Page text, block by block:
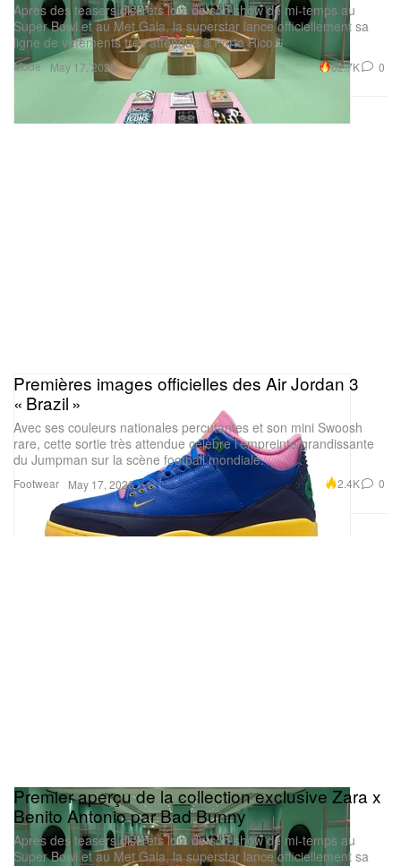
Mode
Après des teasers discrets lors de son show de mi-temps au
Super Bowl et au Met Gala, la superstar lance officiellement sa
ligne de vêtements très attendue à Porto Rico.
May 17, 2026 62.7K 0
Footwear
Premières images officielles des Air Jordan 3
« Brazil »
Avec ses couleurs nationales percutantes et son mini Swoosh
rare, cette sortie très attendue célèbre l’empreinte grandissante
du Jumpman sur la scène football mondiale.
May 17, 2026 2.4K 0
Premier aperçu de la collection exclusive Zara x
Benito Antonio par Bad Bunny
Après des teasers discrets lors de son show de mi-temps au
Super Bowl et au Met Gala, la superstar lance officiellement sa